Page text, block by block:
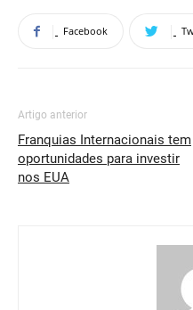
Facebook
Artigo anterior
Franquias Internacionais tem
oportunidades para investir
nos EUA